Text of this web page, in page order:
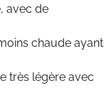
avec de
chaude ayant
très légère avec